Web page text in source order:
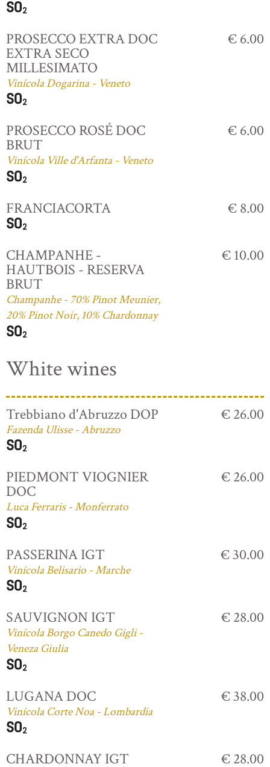
PROSECCO EXTRA DOC
EXTRA SECO
MILLESIMATO
Vinícola Dogarina - Veneto
€ 6.00
PROSECCO ROSÉ DOC
BRUT
Vinícola Ville d'Arfanta - Veneto
€ 6.00
FRANCIACORTA € 8.00
CHAMPANHE -
HAUTBOIS - RESERVA
BRUT
Champanhe - 70% Pinot Meunier,
20% Pinot Noir, 10% Chardonnay
€ 10.00
White wines
Trebbiano d'Abruzzo DOP
Fazenda Ulisse - Abruzzo
€ 26.00
PIEDMONT VIOGNIER
DOC
Luca Ferraris - Monferrato
€ 26.00
PASSERINA IGT
Vinícola Belisario - Marche
€ 30.00
SAUVIGNON IGT
Vinícola Borgo Canedo Gigli -
Veneza Giulia
€ 28.00
LUGANA DOC
Vinícola Corte Noa - Lombardia
€ 38.00
CHARDONNAY IGT € 28.00